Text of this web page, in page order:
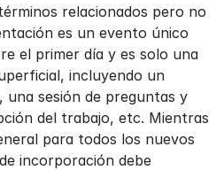
relacionados pero no
es un evento único
el primer día y es solo una
incluyendo un
sesión de preguntas y
del trabajo, etc. Mientras
para todos los nuevos
incorporación debe